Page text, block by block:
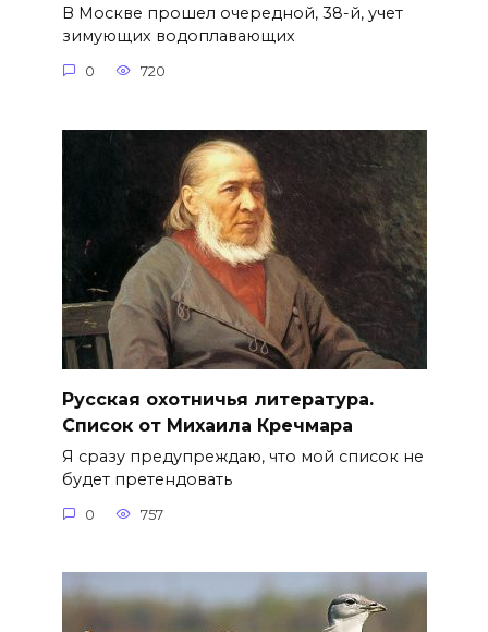
В Москве прошел очередной, 38-й, учет
зимующих водоплавающих
0 720
Русская охотничья литература.
Список от Михаила Кречмара
Я сразу предупреждаю, что мой список не
будет претендовать
0 757